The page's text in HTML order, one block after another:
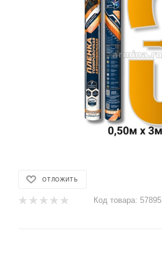
ОТЛОЖИТЬ
Код товара: 57895